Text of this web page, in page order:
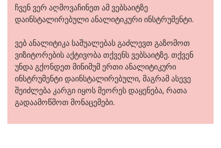
ჩვენ ვერ აღმოვაჩინეთ ამ ვებსაიტზე
დაინსტალირებული ანალიტიკური ინსტრუმენტი.
ვებ ანალიტიკა საშუალებას გაძლევთ გაზომოთ
ვიზიტორების აქტივობა თქვენს ვებსაიტზე. თქვენ
უნდა გქონდეთ მინიმუმ ერთი ანალიტიკური
ინსტრუმენტი დაინსტალირებული, მაგრამ ასევე
შეიძლება კარგი იყოს მეორეს დაყენება, რათა
გადაამოწმოთ მონაცემები.